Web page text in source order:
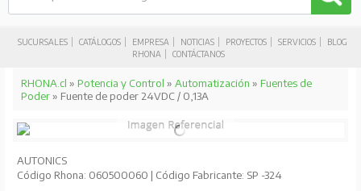
SUCURSALES CATÁLOGOS EMPRESA NOTICIAS PROYECTOS SERVICIOS
BLOG
RHONA
CONTÁCTANOS
RHONA.cl » Potencia y Control » Automatización » Fuentes de
Poder» Fuente de poder 24VDC / 0,13A
AUTONICS
Código Rhona: 060500060 | Código Fabricante: SP -324